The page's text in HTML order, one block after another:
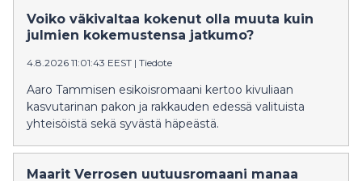
Voiko väkivaltaa kokenut olla muuta kuin
julmien kokemustensa jatkumo?
4.8.2026 11:01:43 EEST | Tiedote
Aaro Tammisen esikoisromaani kertoo kivuliaan
kasvutarinan pakon ja rakkauden edessä valituista
yhteisöistä sekä syvästä häpeästä.
Maarit Verrosen uutuusromaani manaa